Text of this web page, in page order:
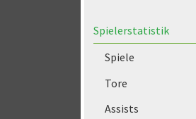
Spielerstatistik
Spiele
Tore
Assists